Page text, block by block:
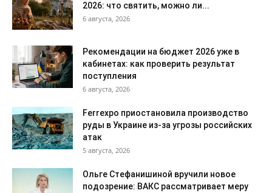
2026: что святить, можно ли...
6 августа, 2026
Рекомендации на бюджет 2026 уже в
кабинетах: как проверить результат
поступления
6 августа, 2026
Ferrexpo приостановила производство
руды в Украине из-за угрозы российских
атак
5 августа, 2026
Ольге Стефанишиной вручили новое
подозрение: ВАКС рассматривает меру